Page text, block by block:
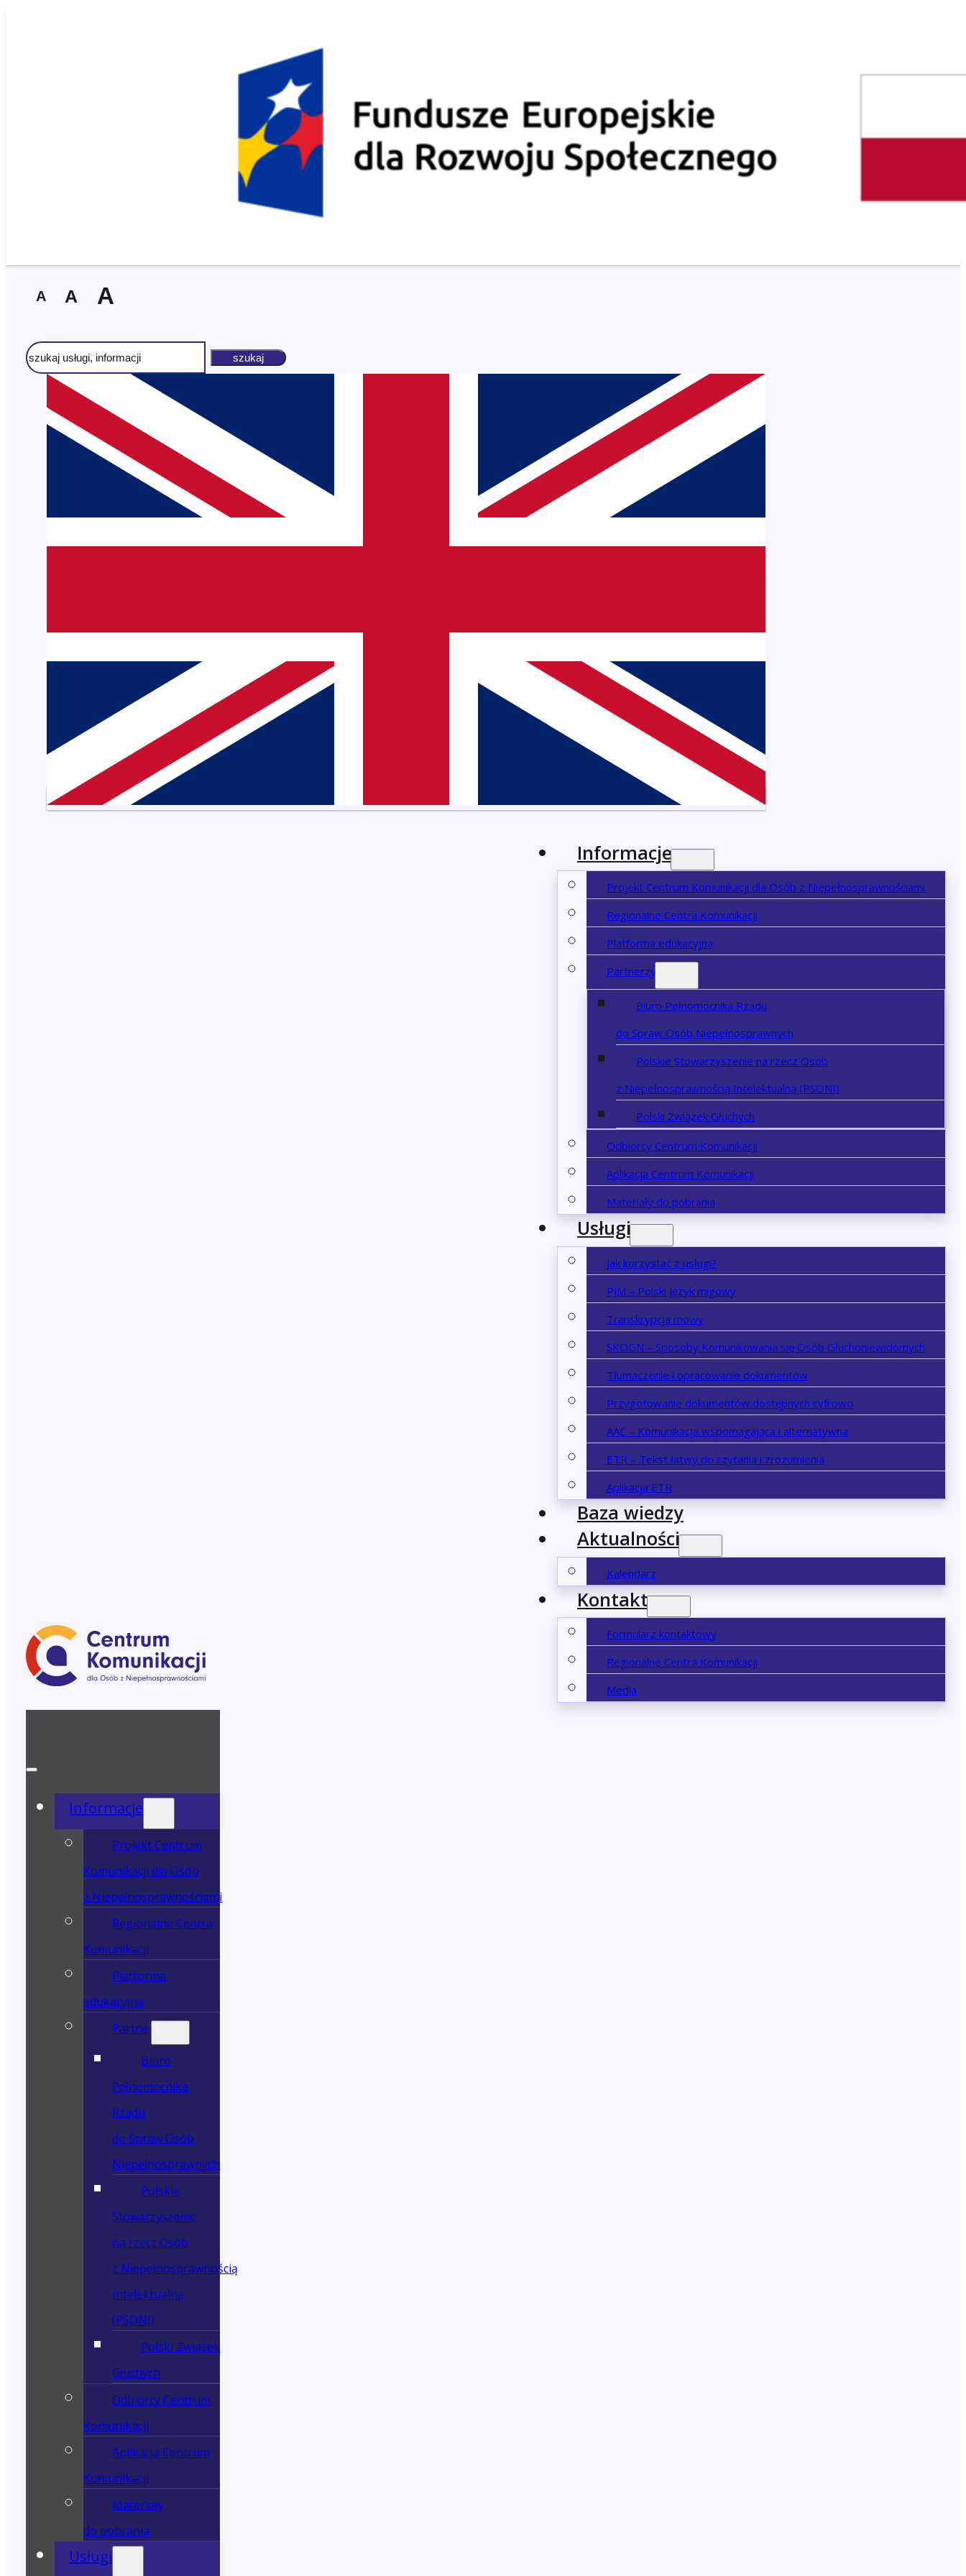
A A A
Szukaj szukaj
Informacje
Projekt Centrum Komunikacji dla Osób z Niepełnosprawnościami
Regionalne Centra Komunikacji
Platforma edukacyjna
Partnerzy
Biuro Pełnomocnika Rządu
do Spraw Osób Niepełnosprawnych
Polskie Stowarzyszenie na rzecz Osób
z Niepełnosprawnością Intelektualną (PSONI)
Polski Związek Głuchych
Odbiorcy Centrum Komunikacji
Aplikacja Centrum Komunikacji
Materiały do pobrania
Usługi
Jak korzystać z usługi?
PJM – Polski język migowy
Transkrypcja mowy
SKOGN – Sposoby Komunikowania się Osób Głuchoniewidomych
Tłumaczenie i opracowanie dokumentów
Przygotowanie dokumentów dostępnych cyfrowo
AAC – Komunikacja wspomagająca i alternatywna
ETR – Tekst łatwy do czytania i zrozumienia
Aplikacja ETR
Baza wiedzy
Aktualności
Kalendarz
Kontakt
Formularz kontaktowy
Regionalne Centra Komunikacji
Media
Informacje
Projekt Centrum
Komunikacji dla Osób
z Niepełnosprawnościami
Regionalne Centra
Komunikacji
Platforma
edukacyjna
Partnerzy
Biuro
Pełnomocnika
Rządu
do Spraw Osób
Niepełnosprawnych
Polskie
Stowarzyszenie
na rzecz Osób
z Niepełnosprawnością
Intelektualną
(PSONI)
Polski Związek
Głuchych
Odbiorcy Centrum
Komunikacji
Aplikacja Centrum
Komunikacji
Materiały
do pobrania
Usługi